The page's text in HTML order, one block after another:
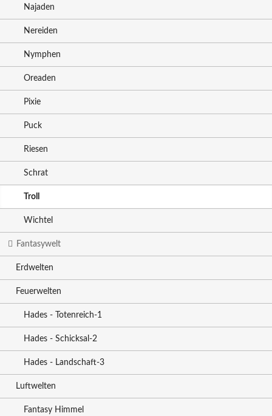
Najaden
Nereiden
Nymphen
Oreaden
Pixie
Puck
Riesen
Schrat
Troll
Wichtel
Fantasywelt
Erdwelten
Feuerwelten
Hades - Totenreich-1
Hades - Schicksal-2
Hades - Landschaft-3
Luftwelten
Fantasy Himmel